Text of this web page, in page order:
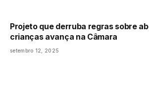
Projeto que derruba regras sobre
crianças avança na Câmara
setembro 12, 2025